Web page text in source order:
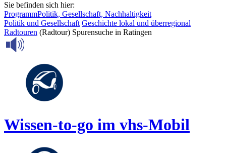
Sie befinden sich hier:
ProgrammPolitik, Gesellschaft, Nachhaltigkeit
Politik und Gesellschaft Geschichte lokal und überregional
Radtouren (Radtour) Spurensuche in Ratingen
Wissen-to-go im vhs-Mobil